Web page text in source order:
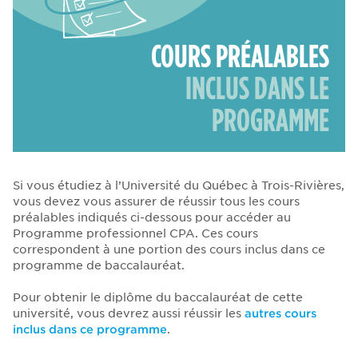
COURS PRÉALABLES
INCLUS DANS LE
PROGRAMME
Si vous étudiez à l’Université du Québec à Trois-Rivières,
vous devez vous assurer de réussir tous les cours
préalables indiqués ci-dessous pour accéder au
Programme professionnel CPA. Ces cours
correspondent à une portion des cours inclus dans ce
programme de baccalauréat.
Pour obtenir le diplôme du baccalauréat de cette
université, vous devrez aussi réussir les autres cours
inclus dans ce programme.